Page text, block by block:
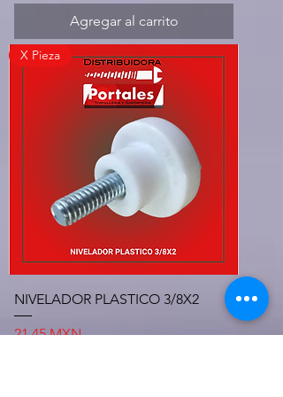
Agregar al carrito
X Pieza
NIVELADOR PLASTICO 3/8X2
Precio
21,45 MXN